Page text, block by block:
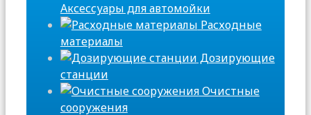
Аксессуары для автомойки
Расходные
материалы
Дозирующие
станции
Очистные
сооружения